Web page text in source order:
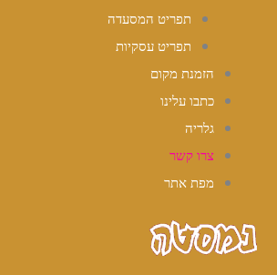
תפריט המסעדה
תפריט עסקיות
הזמנת מקום
כתבו עלינו
גלריה
צרו קשר
מפת אתר